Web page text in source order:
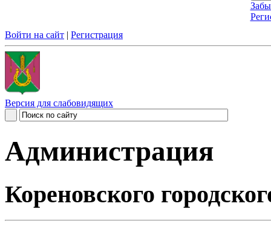
Войти на сайт | Регистрация
Версия для слабовидящих
Администрация
Кореновского